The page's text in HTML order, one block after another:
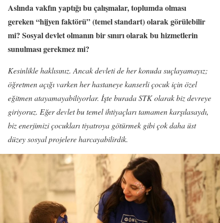
Aslında vakfın yaptığı bu çalışmalar, toplumda olması
gereken “hijyen faktörü” (temel standart) olarak görülebilir
mi? Sosyal devlet olmanın bir sınırı olarak bu hizmetlerin
sunulması gerekmez mi?
Kesinlikle haklısınız. Ancak devleti de her konuda suçlayamayız;
öğretmen açığı varken her hastaneye kanserli çocuk için özel
eğitmen atayamayabiliyorlar. İşte burada STK olarak biz devreye
giriyoruz. Eğer devlet bu temel ihtiyaçları tamamen karşılasaydı,
biz enerjimizi çocukları tiyatroya götürmek gibi çok daha üst
düzey sosyal projelere harcayabilirdik.